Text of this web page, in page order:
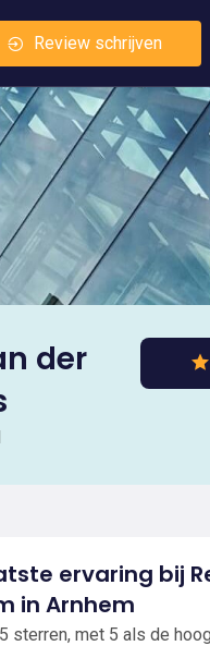
Review schrijven
der
ervaring bij
in Arnhem
sterren, met 5 als de